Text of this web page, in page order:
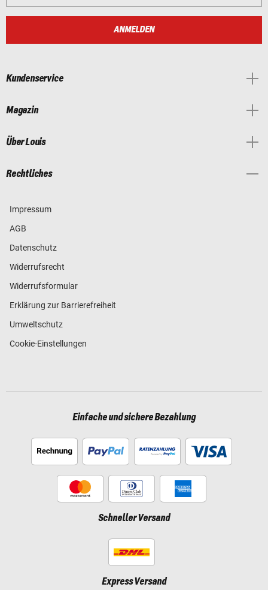
ANMELDEN
Kundenservice
Magazin
Über Louis
Rechtliches
Impressum
AGB
Datenschutz
Widerrufsrecht
Widerrufsformular
Erklärung zur Barrierefreiheit
Umweltschutz
Cookie-Einstellungen
Einfache und sichere Bezahlung
Schneller Versand
Express Versand